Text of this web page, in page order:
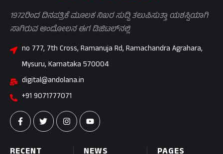
1972ರಿಂದ ದಿನಪತ್ರಿಕೆ ಮೂಲಕ ನಿಖರ ಸುದ್ದಿ ತಲುಪಿಸುತ್ತಾ ಯಶಸ್ವಿಯಾಗಿ
ಸಾಗಿರುವ ಆಂದೋಲನ ಈಗ ಡಿಜಿಟಲ್‌ನಲ್ಲಿ
no 777, 7th Cross, Ramanuja Rd, Ramachandra Agrahara,
Mysuru, Karnataka 570004
digital@andolana.in
+91 9071777071